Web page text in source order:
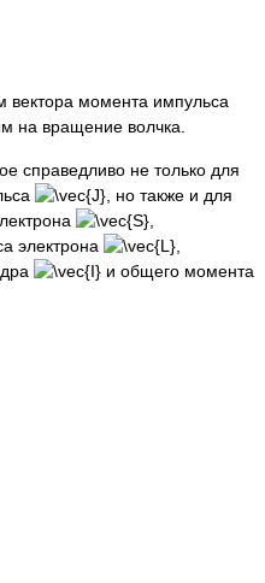
вектора момента импульса
на вращение волчка.
справедливо не только для
но также и для
электрона
и общего момента